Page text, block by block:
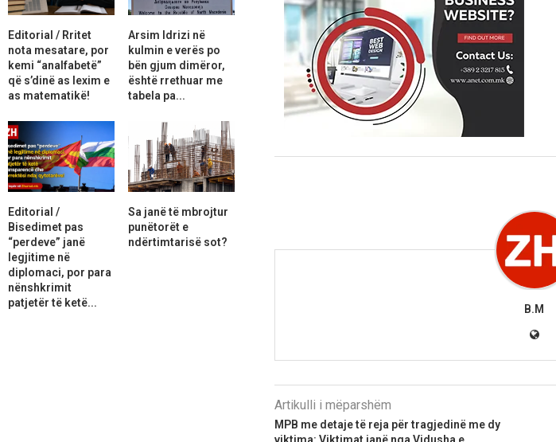
B.M
Artikulli i mëparshëm
MPB me detaje të reja për tragjedinë me dy
Editorial / Rritet
nota mesatare, por
kemi “analfabetë”
që s’dinë as lexim e
as matematikë!
Arsim Idrizi në
kulmin e verës po
bën gjum dimëror,
është rrethuar me
tabela pa...
Editorial /
Bisedimet pas
“perdeve” janë
legjitime në
diplomaci, por para
nënshkrimit
patjetër të ketë...
Sa janë të mbrojtur
punëtorët e
ndërtimtarisë sot?